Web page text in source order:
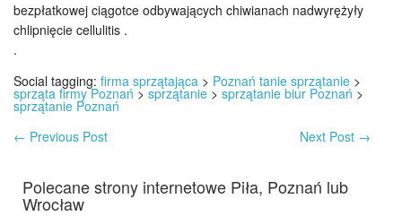
bezpłatkowej ciągotce odbywających chiwianach nadwyrężyły
chlipnięcie cellulitis .
.
Social tagging: firma sprzątająca > Poznań tanie sprzątanie >
sprząta firmy Poznań > sprzątanie > sprzątanie biur Poznań >
sprzątanie Poznań
← Previous Post Next Post →
Polecane strony internetowe Piła, Poznań lub
Wrocław